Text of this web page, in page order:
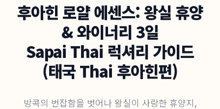
후아힌 로얄 에센스: 왕실 휴양
& 와이너리 3일
Sapai Thai 럭셔리 가이드
(태국 Thai 후아힌편)
방콕의 번잡함을 벗어나 왕실이 사랑한 휴양지,